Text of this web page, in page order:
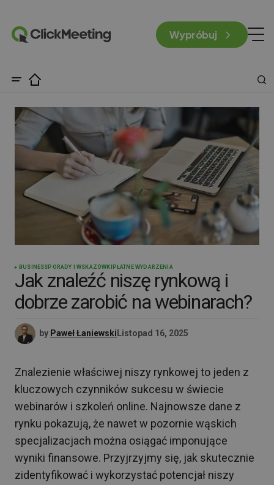
Wypróbuj
BUSINESS PORADY I WSKAZÓWKI PŁATNE WYDARZENIA
Jak znaleźć niszę rynkową i
dobrze zarobić na webinarach?
by Paweł Łaniewski Listopad 16, 2025
Znalezienie właściwej niszy rynkowej to jeden z
kluczowych czynników sukcesu w świecie
webinarów i szkoleń online. Najnowsze dane z
rynku pokazują, że nawet w pozornie wąskich
specjalizacjach można osiągać imponujące
wyniki finansowe. Przyjrzyjmy się, jak skutecznie
zidentyfikować i wykorzystać potencjał niszy